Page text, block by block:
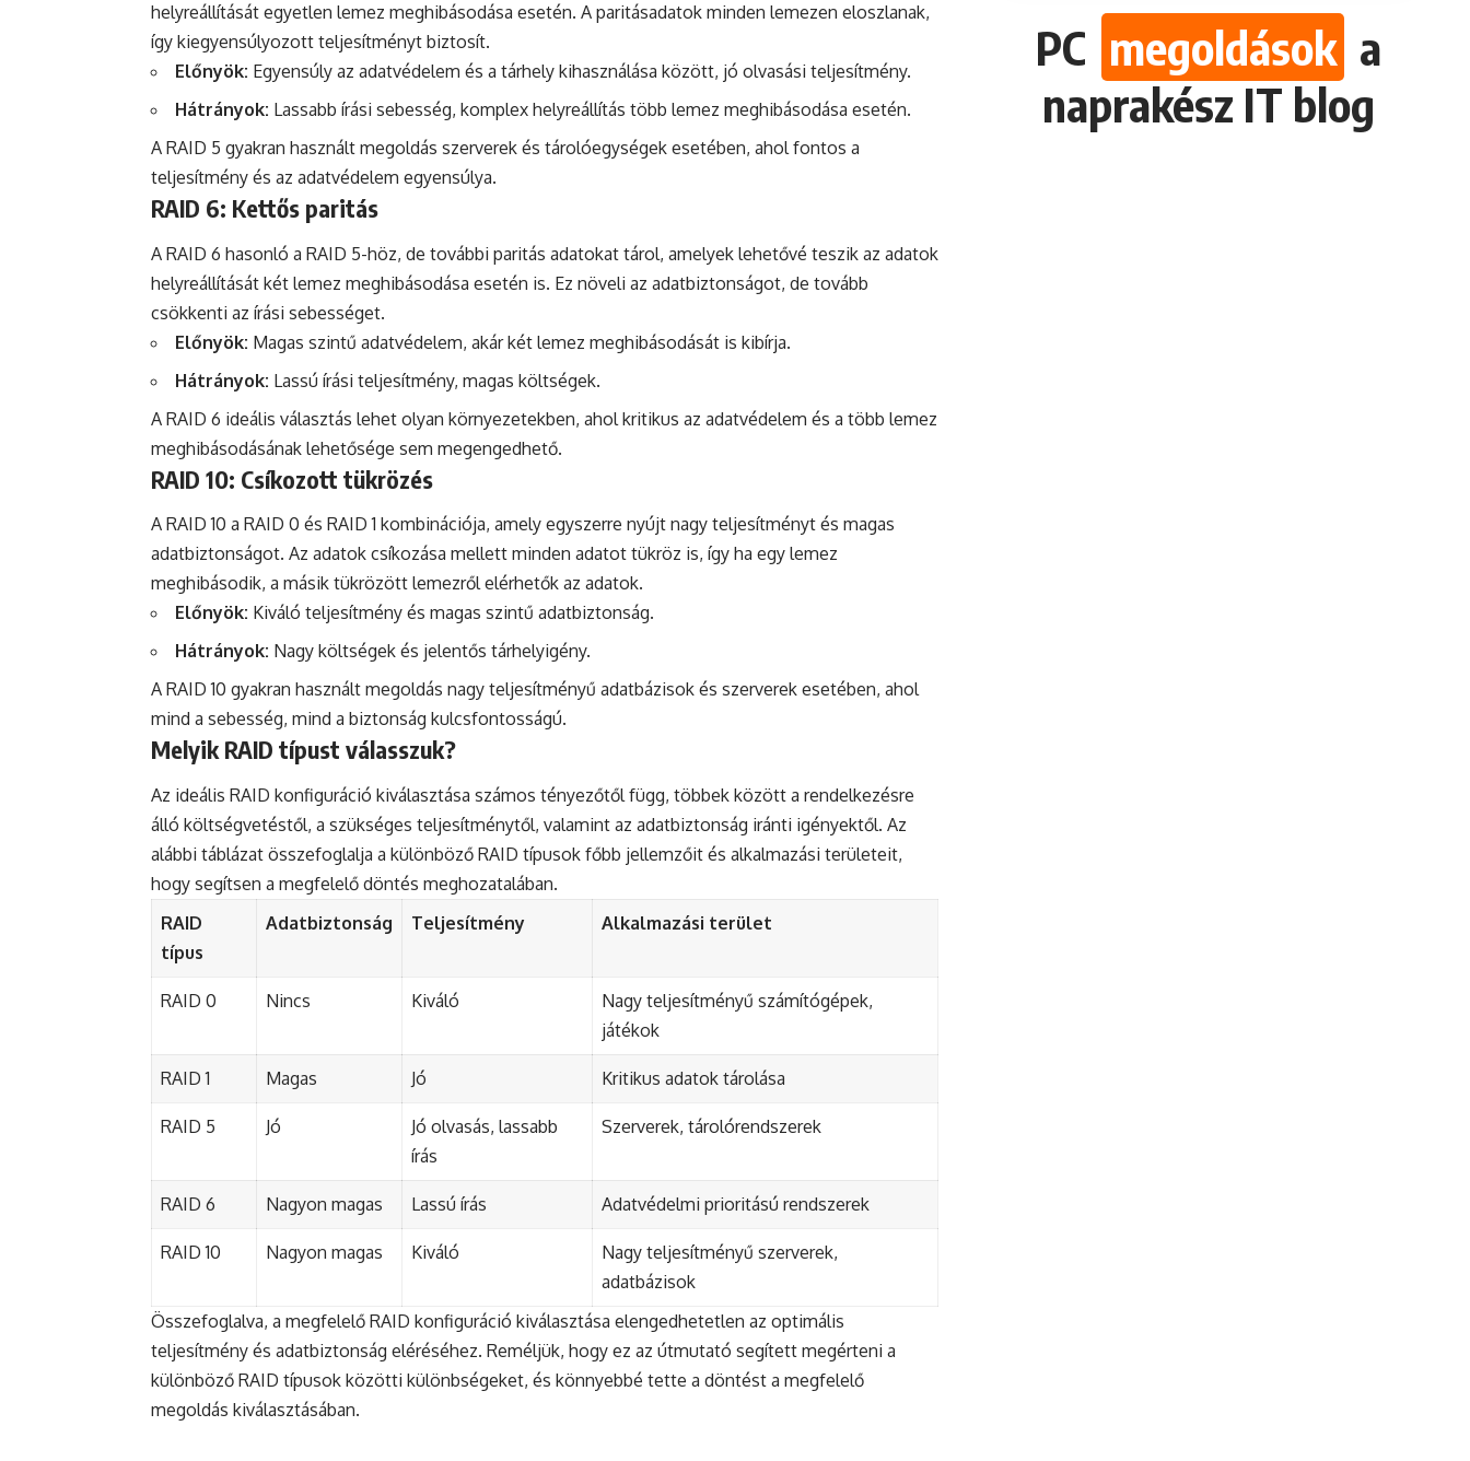
helyreállítását egyetlen lemez meghibásodása esetén. A paritásadatok minden lemezen eloszlanak,
így kiegyensúlyozott teljesítményt biztosít.
Előnyök: Egyensúly az adatvédelem és a tárhely kihasználása között, jó olvasási teljesítmény.
Hátrányok: Lassabb írási sebesség, komplex helyreállítás több lemez meghibásodása esetén.
A RAID 5 gyakran használt megoldás szerverek és tárolóegységek esetében, ahol fontos a
teljesítmény és az adatvédelem egyensúlya.
RAID 6: Kettős paritás
A RAID 6 hasonló a RAID 5-höz, de további paritás adatokat tárol, amelyek lehetővé teszik az adatok
helyreállítását két lemez meghibásodása esetén is. Ez növeli az adatbiztonságot, de tovább
csökkenti az írási sebességet.
Előnyök: Magas szintű adatvédelem, akár két lemez meghibásodását is kibírja.
Hátrányok: Lassú írási teljesítmény, magas költségek.
A RAID 6 ideális választás lehet olyan környezetekben, ahol kritikus az adatvédelem és a több lemez
meghibásodásának lehetősége sem megengedhető.
RAID 10: Csíkozott tükrözés
A RAID 10 a RAID 0 és RAID 1 kombinációja, amely egyszerre nyújt nagy teljesítményt és magas
adatbiztonságot. Az adatok csíkozása mellett minden adatot tükröz is, így ha egy lemez
meghibásodik, a másik tükrözött lemezről elérhetők az adatok.
Előnyök: Kiváló teljesítmény és magas szintű adatbiztonság.
Hátrányok: Nagy költségek és jelentős tárhelyigény.
A RAID 10 gyakran használt megoldás nagy teljesítményű adatbázisok és szerverek esetében, ahol
mind a sebesség, mind a biztonság kulcsfontosságú.
Melyik RAID típust válasszuk?
Az ideális RAID konfiguráció kiválasztása számos tényezőtől függ, többek között a rendelkezésre
álló költségvetéstől, a szükséges teljesítménytől, valamint az adatbiztonság iránti igényektől. Az
alábbi táblázat összefoglalja a különböző RAID típusok főbb jellemzőit és alkalmazási területeit,
hogy segítsen a megfelelő döntés meghozatalában.
RAID
típus
Adatbiztonság Teljesítmény Alkalmazási terület
RAID 0 Nincs Kiváló
Nagy teljesítményű számítógépek,
játékok
RAID 1 Magas Jó Kritikus adatok tárolása
RAID 5 Jó
Jó olvasás, lassabb
írás
Szerverek, tárolórendszerek
RAID 6 Nagyon magas Lassú írás Adatvédelmi prioritású rendszerek
RAID 10 Nagyon magas Kiváló
Nagy teljesítményű szerverek,
adatbázisok
Összefoglalva, a megfelelő RAID konfiguráció kiválasztása elengedhetetlen az optimális
teljesítmény és adatbiztonság eléréséhez. Reméljük, hogy ez az útmutató segített megérteni a
különböző RAID típusok közötti különbségeket, és könnyebbé tette a döntést a megfelelő
megoldás kiválasztásában.
PC megoldások a
naprakész IT blog